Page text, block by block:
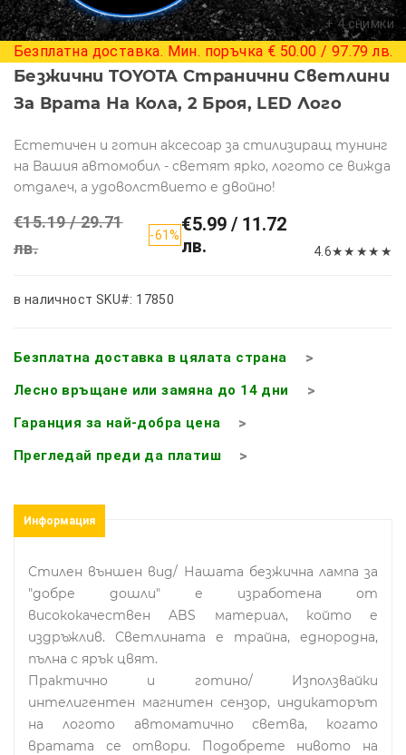
+ 4 снимки
Безплатна доставка. Мин. поръчка € 50.00 / 97.79 лв.
Безжични TOYOTA Странични Светлини
За Врата На Кола, 2 Броя, LED Лого
Естетичен и готин аксесоар за стилизиращ тунинг
на Вашия автомобил - светят ярко, логото се вижда
отдалеч, а удоволствието е двойно!
€15.19 / 29.71
лв.
-61%€5.99 / 11.72
лв.
4.6★★ ★★ ★
в наличност SKU#: 17850
Безплатна доставка в цялата страна
Лесно връщане или замяна до 14 дни
Гаранция за най-добра цена
Прегледай преди да платиш
Информация
Стилен външен вид/ Нашата безжична лампа за
"добре дошли" е изработена от
висококачествен ABS материал, който е
издръжлив. Светлината е трайна, еднородна,
пълна с ярък цвят.
Практично и готино/ Използвайки
интелигентен магнитен сензор, индикаторът
на логото автоматично светва, когато
вратата се отвори. Подобрете нивото на